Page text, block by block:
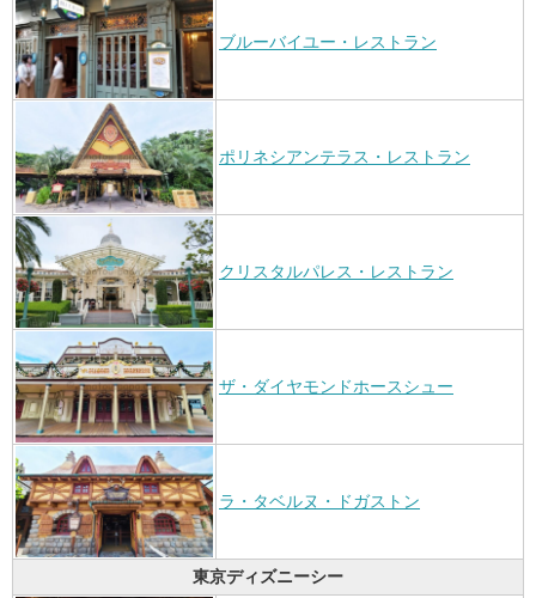
ブルーバイユー・レストラン
ポリネシアンテラス・レストラン
クリスタルパレス・レストラン
ザ・ダイヤモンドホースシュー
ラ・タベルヌ・ドガストン
東京ディズニーシー